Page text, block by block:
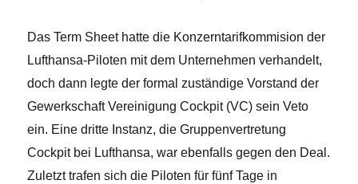
Das Term Sheet hatte die Konzerntarifkommision der
Lufthansa-Piloten mit dem Unternehmen verhandelt,
doch dann legte der formal zuständige Vorstand der
Gewerkschaft Vereinigung Cockpit (VC) sein Veto
ein. Eine dritte Instanz, die Gruppenvertretung
Cockpit bei Lufthansa, war ebenfalls gegen den Deal.
Zuletzt trafen sich die Piloten für fünf Tage in